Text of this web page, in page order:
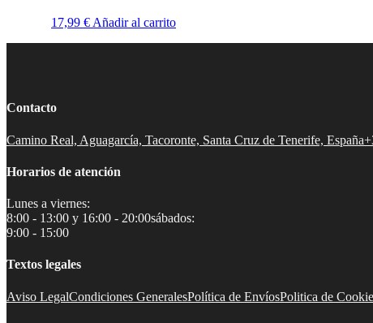
17,99 € Añadir al carrito
Contacto
Camino Real, Aguagarcía, Tacoronte, Santa Cruz de Tenerife, España
Horarios de atención
Lunes a viernes:
8:00 - 13:00 y 16:00 - 20:00sábados:
9:00 - 15:00
Textos legales
Aviso LegalCondiciones GeneralesPolítica de EnvíosPolitica de